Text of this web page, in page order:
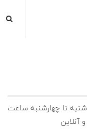
جعفر جعفر زاده تلفن تماس 09185104800 شنبه تا چهارشنبه ساعت